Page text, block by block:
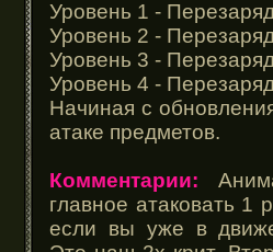
Уровень 1 -
Уровень 2 -
Уровень 3 -
Уровень 4 -
Начиная с
атаке предметов.
Комментарии:
главное атаковать 1
если вы уже в